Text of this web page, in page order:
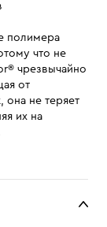
полимера
что не
чрезвычайно
от
она не теряет
их на